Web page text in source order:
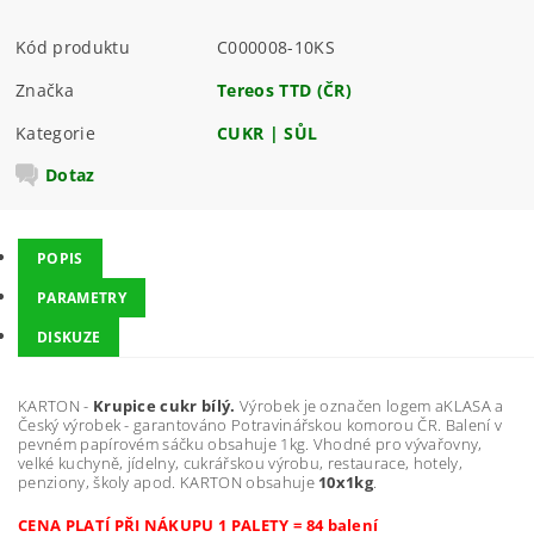
Kód produktu
C000008-10KS
Značka
Tereos TTD (ČR)
Kategorie
CUKR | SŮL
Dotaz
POPIS
PARAMETRY
DISKUZE
KARTON - Krupice cukr bílý. Výrobek je označen logem aKLASA a
Český výrobek - garantováno Potravinářskou komorou ČR. Balení v
pevném papírovém sáčku obsahuje 1kg. Vhodné pro vývařovny,
velké kuchyně, jídelny, cukrářskou výrobu, restaurace, hotely,
penziony, školy apod. KARTON obsahuje 10x1kg.
CENA PLATÍ PŘI NÁKUPU 1 PALETY = 84 balení